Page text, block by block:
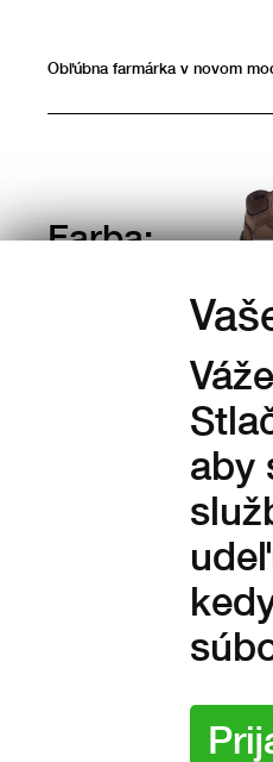
aby
Obľúbna farmárka v novom
Farba:
36
43
50